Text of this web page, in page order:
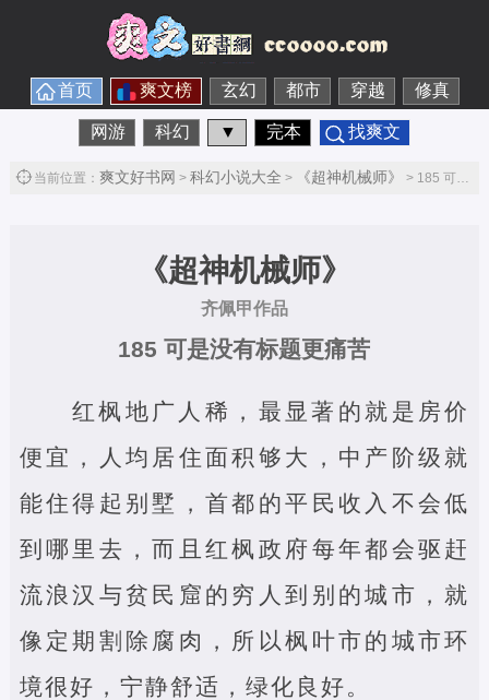
首页 爽文榜 玄幻 都市 穿越 修真
网游 科幻 ▼ 完本 找爽文
当前位置： 爽文好书网 > 科幻小说大全 > 《超神机械师》 > 185 可是没有标题更痛苦第1节
《超神机械师》
齐佩甲作品
185 可是没有标题更痛苦
红枫地广人稀，最显著的就是房价
便宜，人均居住面积够大，中产阶级就
能住得起别墅，首都的平民收入不会低
到哪里去，而且红枫政府每年都会驱赶
流浪汉与贫民窟的穷人到别的城市，就
像定期割除腐肉，所以枫叶市的城市环
境很好，宁静舒适，绿化良好。